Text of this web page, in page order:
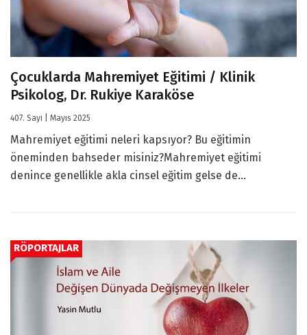
Çocuklarda Mahremiyet Eğitimi / Klinik
Psikolog, Dr. Rukiye Karaköse
407. Sayı | Mayıs 2025
Mahremiyet eğitimi neleri kapsıyor? Bu eğitimin
öneminden bahseder misiniz?Mahremiyet eğitimi
denince genellikle akla cinsel eğitim gelse de...
RÖPORTAJLAR